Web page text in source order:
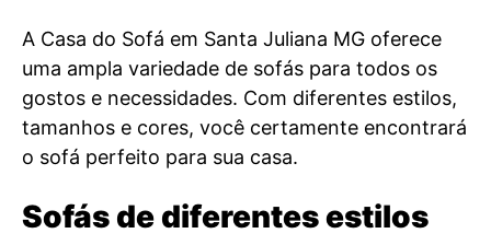
A Casa do Sofá em Santa Juliana MG oferece
uma ampla variedade de sofás para todos os
gostos e necessidades. Com diferentes estilos,
tamanhos e cores, você certamente encontrará
o sofá perfeito para sua casa.
Sofás de diferentes estilos